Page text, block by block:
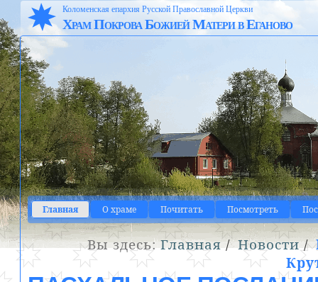
Коломенская епархия Русской Православной Церкви
Храм Покрова Божией Матери в Еганово
Главная О храме Почитать Посмотреть
Вы здесь: Главная /Новости /